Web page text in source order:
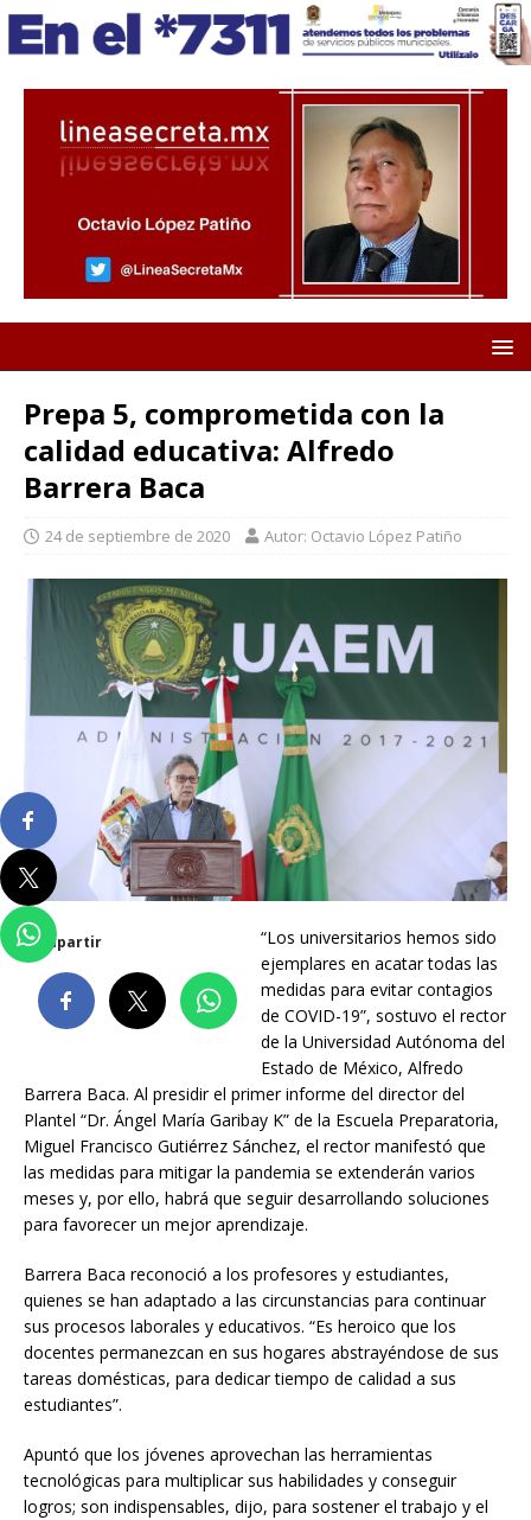
Prepa 5, comprometida con la
calidad educativa: Alfredo
Barrera Baca
24 de septiembre de 2020 Autor: Octavio López Patiño
Compartir
“Los universitarios hemos sido
ejemplares en acatar todas las
medidas para evitar contagios
de COVID-19”, sostuvo el rector
de la Universidad Autónoma del
Estado de México, Alfredo
Barrera Baca. Al presidir el primer informe del director del
Plantel “Dr. Ángel María Garibay K” de la Escuela Preparatoria,
Miguel Francisco Gutiérrez Sánchez, el rector manifestó que
las medidas para mitigar la pandemia se extenderán varios
meses y, por ello, habrá que seguir desarrollando soluciones
para favorecer un mejor aprendizaje.
Barrera Baca reconoció a los profesores y estudiantes,
quienes se han adaptado a las circunstancias para continuar
sus procesos laborales y educativos. “Es heroico que los
docentes permanezcan en sus hogares abstrayéndose de sus
tareas domésticas, para dedicar tiempo de calidad a sus
estudiantes”.
Apuntó que los jóvenes aprovechan las herramientas
tecnológicas para multiplicar sus habilidades y conseguir
logros; son indispensables, dijo, para sostener el trabajo y el